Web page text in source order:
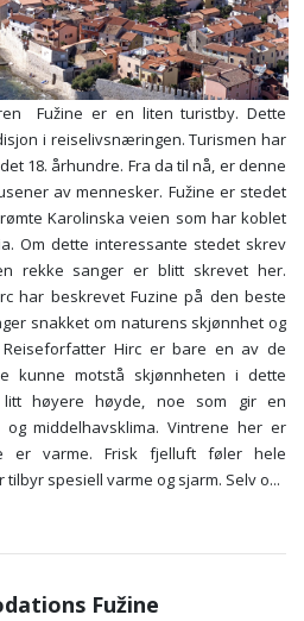
Fužine er en liten turistby. Dette
i reiselivsnæringen. Turismen har
18. århundre. Fra da til nå, er denne
av mennesker. Fužine er stedet
Karolinska veien som har koblet
Om dette interessante stedet skrev
rekke sanger er blitt skrevet her.
har beskrevet Fuzine på den beste
snakket om naturens skjønnhet og
Hirc er bare en av de
kunne motstå skjønnheten i dette
litt høyere høyde, noe som gir en
middelhavsklima. Vintrene her er
er varme. Frisk fjelluft føler hele
spesiell varme og sjarm. Selv o...
Fužine